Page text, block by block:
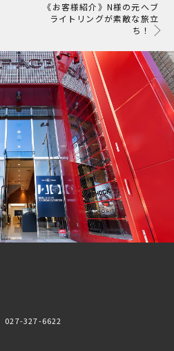
《お客様紹介》N様の元へブ
ライトリングが素敵な旅立
ち！
027-327-6622